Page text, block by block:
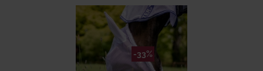
-33%